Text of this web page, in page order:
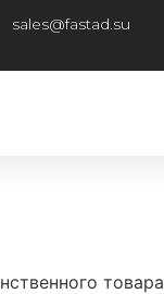
sales@fastad.su
товара